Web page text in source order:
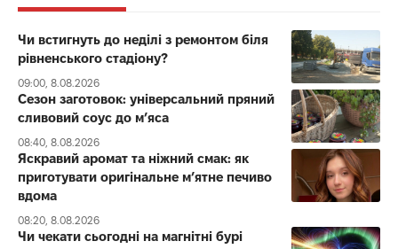
Чи встигнуть до неділі з ремонтом біля
рівненського стадіону?
09:00, 8.08.2026
Сезон заготовок: універсальний пряний
сливовий соус до мʼяса
08:40, 8.08.2026
Яскравий аромат та ніжний смак: як
приготувати оригінальне м’ятне печиво
вдома
08:20, 8.08.2026
Чи чекати сьогодні на магнітні бурі